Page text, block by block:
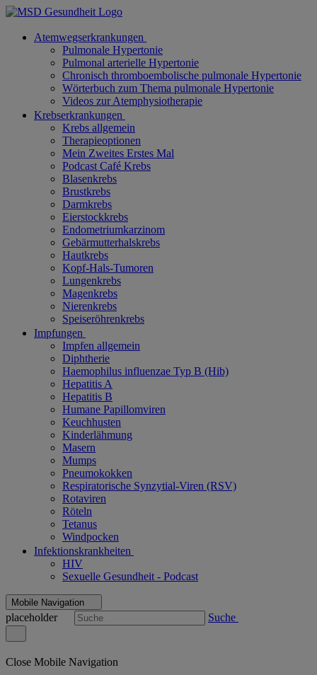
Atemwegserkrankungen
Pulmonale Hypertonie
Pulmonal arterielle Hypertonie
Chronisch thromboembolische pulmonale Hypertonie
Wörterbuch zum Thema pulmonale Hypertonie
Videos zur Atemphysiotherapie
Krebserkrankungen
Krebs allgemein
Therapieoptionen
Mein Zweites Erstes Mal
Podcast Café Krebs
Blasenkrebs
Brustkrebs
Darmkrebs
Eierstockkrebs
Endometriumkarzinom
Gebärmutterhalskrebs
Hautkrebs
Kopf-Hals-Tumoren
Lungenkrebs
Magenkrebs
Nierenkrebs
Speiseröhrenkrebs
Impfungen
Impfen allgemein
Diphtherie
Haemophilus influenzae Typ B (Hib)
Hepatitis A
Hepatitis B
Humane Papillomviren
Keuchhusten
Kinderlähmung
Masern
Mumps
Pneumokokken
Respiratorische Synzytial-Viren (RSV)
Rotaviren
Röteln
Tetanus
Windpocken
Infektionskrankheiten
HIV
Sexuelle Gesundheit - Podcast
Mobile Navigation
placeholder Suche
Close Mobile Navigation